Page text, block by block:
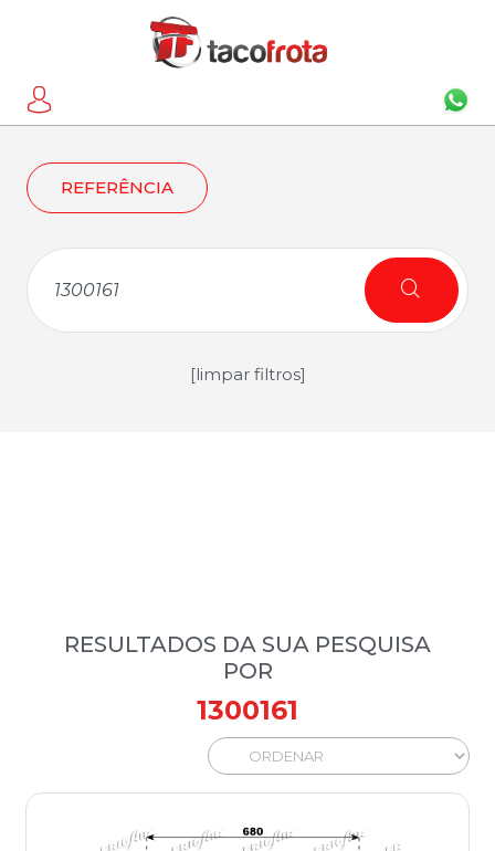
REFERÊNCIA
[limpar filtros]
RESULTADOS DA SUA PESQUISA
POR
1300161